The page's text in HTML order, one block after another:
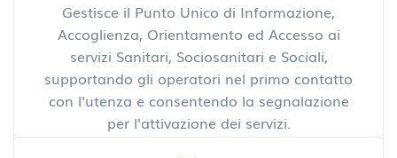
Gestisce il Punto Unico di Informazione,
Accoglienza, Orientamento ed Accesso ai
servizi Sanitari, Sociosanitari e Sociali,
supportando gli operatori nel primo contatto
con l'utenza e consentendo la segnalazione
per l'attivazione dei servizi.